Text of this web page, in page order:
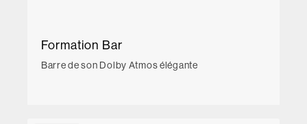
Formation Bar
Barre de son Dolby Atmos élégante